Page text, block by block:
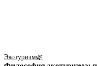
Экотуризм🌿